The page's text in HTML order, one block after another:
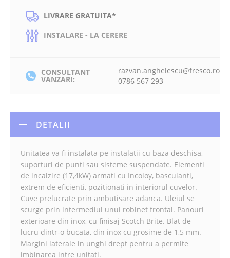
LIVRARE GRATUITA*
INSTALARE - LA CERERE
CONSULTANT
VANZARI:
razvan.anghelescu@fresco.ro
0786 567 293
DETALII
Unitatea va fi instalata pe instalatii cu baza deschisa,
suporturi de punti sau sisteme suspendate. Elementi
de incalzire (17,4kW) armati cu Incoloy, basculanti,
extrem de eficienti, pozitionati in interiorul cuvelor.
Cuve prelucrate prin ambutisare adanca. Uleiul se
scurge prin intermediul unui robinet frontal. Panouri
exterioare din inox, cu finisaj Scotch Brite. Blat de
lucru dintr-o bucata, din inox cu grosime de 1,5 mm.
Margini laterale in unghi drept pentru a permite
imbinarea intre unitati.